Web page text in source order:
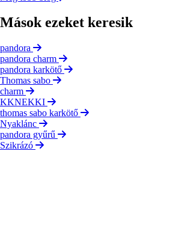
Mások ezeket keresik
pandora
pandora charm
pandora karkötő
Thomas sabo
charm
KKNEKKI
thomas sabo karkötő
Nyaklánc
pandora gyűrű
Szikrázó